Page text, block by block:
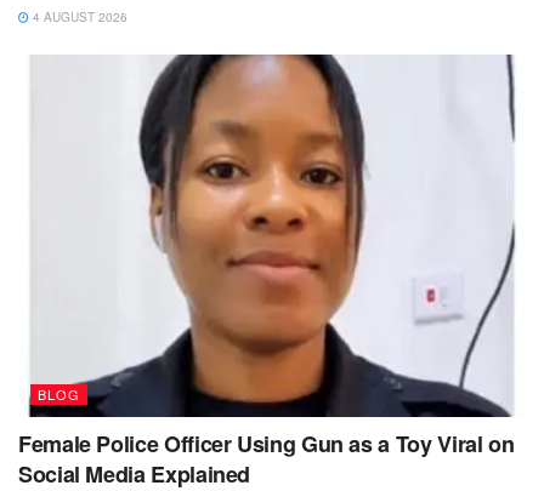
4 AUGUST 2026
BLOG
Female Police Officer Using Gun as a Toy Viral on
Social Media Explained